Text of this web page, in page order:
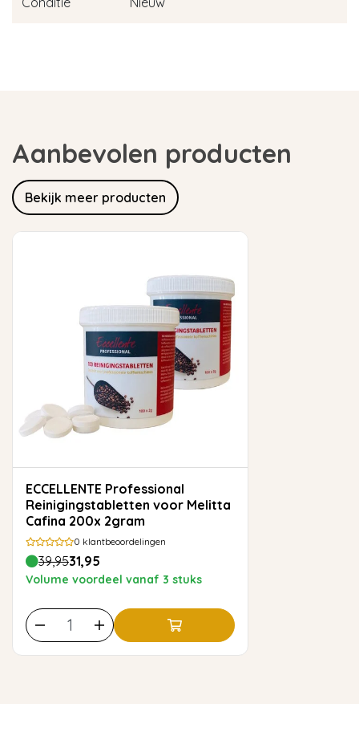
Aanbevolen producten
Bekijk meer producten
ECCELLENTE Professional
Reinigingstabletten voor Melitta
Cafina 200x 2gram
0 klantbeoordelingen
39,9531,95
Volume voordeel vanaf 3 stuks